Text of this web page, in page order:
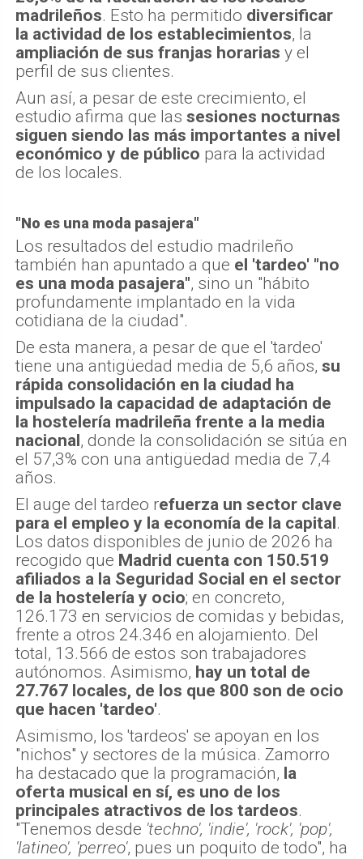
madrileños. Esto ha permitido diversificar
la actividad de los establecimientos, la
ampliación de sus franjas horarias y el
perfil de sus clientes.
Aun así, a pesar de este crecimiento, el
estudio afirma que las sesiones nocturnas
siguen siendo las más importantes a nivel
económico y de público para la actividad
de los locales.
"No es una moda pasajera"
Los resultados del estudio madrileño
también han apuntado a que el 'tardeo' "no
es una moda pasajera", sino un "hábito
profundamente implantado en la vida
cotidiana de la ciudad".
De esta manera, a pesar de que el 'tardeo'
tiene una antigüedad media de 5,6 años, su
rápida consolidación en la ciudad ha
impulsado la capacidad de adaptación de
la hostelería madrileña frente a la media
nacional, donde la consolidación se sitúa en
el 57,3% con una antigüedad media de 7,4
años.
El auge del tardeo refuerza un sector clave
para el empleo y la economía de la capital.
Los datos disponibles de junio de 2026 ha
recogido que Madrid cuenta con 150.519
afiliados a la Seguridad Social en el sector
de la hostelería y ocio; en concreto,
126.173 en servicios de comidas y bebidas,
frente a otros 24.346 en alojamiento. Del
total, 13.566 de estos son trabajadores
autónomos. Asimismo, hay un total de
27.767 locales, de los que 800 son de ocio
que hacen 'tardeo'.
Asimismo, los 'tardeos' se apoyan en los
"nichos" y sectores de la música. Zamorro
ha destacado que la programación, la
oferta musical en sí, es uno de los
principales atractivos de los tardeos.
"Tenemos desde 'techno', 'indie', 'rock', 'pop',
'latineo', 'perreo', pues un poquito de todo", ha